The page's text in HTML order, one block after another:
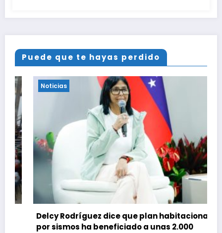
Puede que te hayas perdido
Noticias
Delcy Rodríguez dice que plan habitacional
por sismos ha beneficiado a unas 2.000